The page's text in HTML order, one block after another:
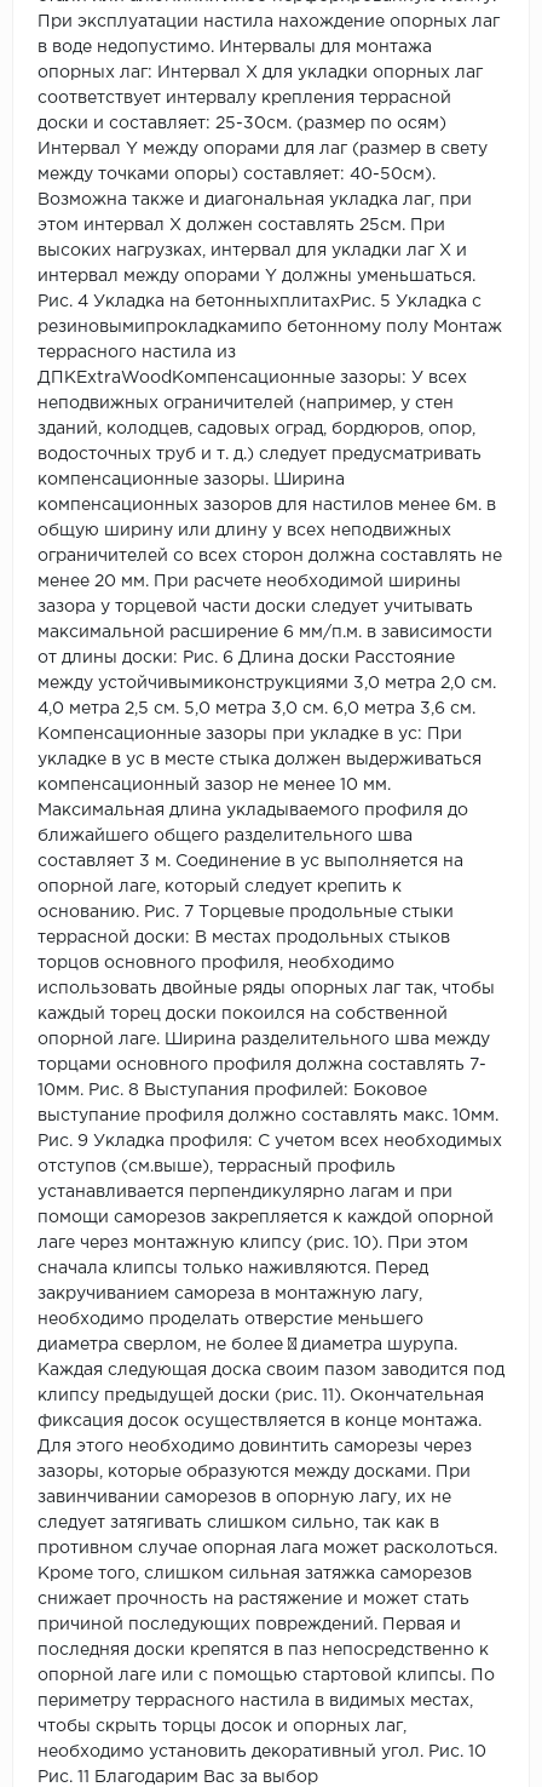
При эксплуатации настила нахождение опорных лаг
в воде недопустимо. Интервалы для монтажа
опорных лаг: Интервал X для укладки опорных лаг
соответствует интервалу крепления террасной
доски и составляет: 25-30см. (размер по осям)
Интервал Y между опорами для лаг (размер в свету
между точками опоры) составляет: 40-50см).
Возможна также и диагональная укладка лаг, при
этом интервал Х должен составлять 25см. При
высоких нагрузках, интервал для укладки лаг Х и
интервал между опорами Y должны уменьшаться.
Рис. 4 Укладка на бетонныхплитахРис. 5 Укладка с
резиновымипрокладкамипо бетонному полу Монтаж
террасного настила из
ДПКExtraWoodКомпенсационные зазоры: У всех
неподвижных ограничителей (например, у стен
зданий, колодцев, садовых оград, бордюров, опор,
водосточных труб и т. д.) следует предусматривать
компенсационные зазоры. Ширина
компенсационных зазоров для настилов менее 6м. в
общую ширину или длину у всех неподвижных
ограничителей со всех сторон должна составлять не
менее 20 мм. При расчете необходимой ширины
зазора у торцевой части доски следует учитывать
максимальной расширение 6 мм/п.м. в зависимости
от длины доски: Рис. 6 Длина доски Расстояние
между устойчивымиконструкциями 3,0 метра 2,0 см.
4,0 метра 2,5 см. 5,0 метра 3,0 см. 6,0 метра 3,6 см.
Компенсационные зазоры при укладке в ус: При
укладке в ус в месте стыка должен выдерживаться
компенсационный зазор не менее 10 мм.
Максимальная длина укладываемого профиля до
ближайшего общего разделительного шва
составляет 3 м. Соединение в ус выполняется на
опорной лаге, который следует крепить к
основанию. Рис. 7 Торцевые продольные стыки
террасной доски: В местах продольных стыков
торцов основного профиля, необходимо
использовать двойные ряды опорных лаг так, чтобы
каждый торец доски покоился на собственной
опорной лаге. Ширина разделительного шва между
торцами основного профиля должна составлять 7-
10мм. Рис. 8 Выступания профилей: Боковое
выступание профиля должно составлять макс. 10мм.
Рис. 9 Укладка профиля: С учетом всех необходимых
отступов (см.выше), террасный профиль
устанавливается перпендикулярно лагам и при
помощи саморезов закрепляется к каждой опорной
лаге через монтажную клипсу (рис. 10). При этом
сначала клипсы только наживляются. Перед
закручиванием самореза в монтажную лагу,
необходимо проделать отверстие меньшего
диаметра сверлом, не более ¾ диаметра шурупа.
Каждая следующая доска своим пазом заводится под
клипсу предыдущей доски (рис. 11). Окончательная
фиксация досок осуществляется в конце монтажа.
Для этого необходимо довинтить саморезы через
зазоры, которые образуются между досками. При
завинчивании саморезов в опорную лагу, их не
следует затягивать слишком сильно, так как в
противном случае опорная лага может расколоться.
Кроме того, слишком сильная затяжка саморезов
снижает прочность на растяжение и может стать
причиной последующих повреждений. Первая и
последняя доски крепятся в паз непосредственно к
опорной лаге или с помощью стартовой клипсы. По
периметру террасного настила в видимых местах,
чтобы скрыть торцы досок и опорных лаг,
необходимо установить декоративный угол. Рис. 10
Рис. 11 Благодарим Вас за выбор